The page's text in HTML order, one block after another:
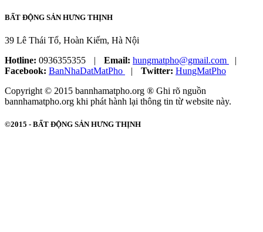
BẤT ĐỘNG SẢN HƯNG THỊNH
39 Lê Thái Tổ, Hoàn Kiếm, Hà Nội
Hotline: 0936355355 | Email: hungmatpho@gmail.com
|
Facebook: BanNhaDatMatPho | Twitter: HungMatPho
Copyright © 2015 bannhamatpho.org ® Ghi rõ nguồn
bannhamatpho.org khi phát hành lại thông tin từ website này.
©2015 - BẤT ĐỘNG SẢN HƯNG THỊNH